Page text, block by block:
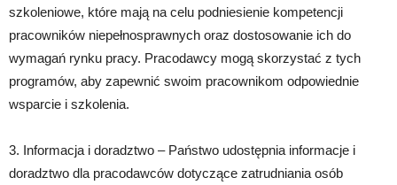
szkoleniowe, które mają na celu podniesienie kompetencji
pracowników niepełnosprawnych oraz dostosowanie ich do
wymagań rynku pracy. Pracodawcy mogą skorzystać z tych
programów, aby zapewnić swoim pracownikom odpowiednie
wsparcie i szkolenia.
3. Informacja i doradztwo – Państwo udostępnia informacje i
doradztwo dla pracodawców dotyczące zatrudniania osób